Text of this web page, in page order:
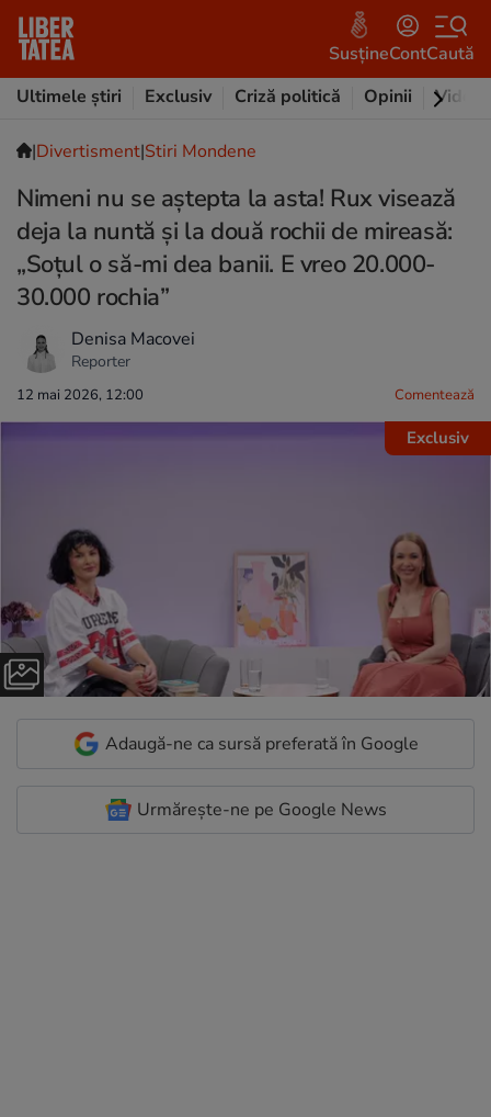
SusțineContCaută
Ultimele știri
Exclusiv Criză politică Opinii Video
|Divertisment|Stiri Mondene
Nimeni nu se aștepta la asta! Rux visează
deja la nuntă și la două rochii de mireasă:
„Soțul o să-mi dea banii. E vreo 20.000-
30.000 rochia”
Denisa Macovei
Reporter
12 mai 2026, 12:00 Comentează
Exclusiv
Adaugă-ne ca sursă preferată în Google
Urmărește-ne pe Google News